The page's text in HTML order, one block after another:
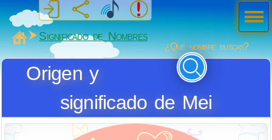
MiSabueso
Significado de Nombres
¿Qué nombre buscas?
Origen y
significado de Mei
Men
ú